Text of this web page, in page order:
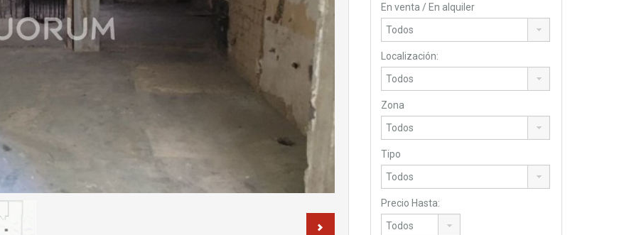
En venta / En alquiler
Localización:
Zona
Tipo
Precio Hasta: